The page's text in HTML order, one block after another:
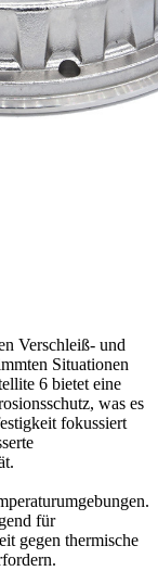
Verschleiß- und
Situationen
6 bietet eine
was es
fokussiert
für
gegen thermische